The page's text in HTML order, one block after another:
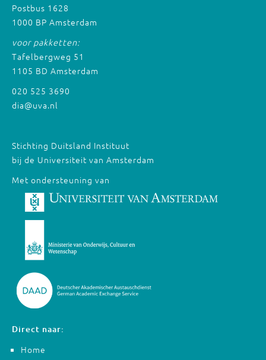
Postbus 1628
1000 BP Amsterdam
voor pakketten:
Tafelbergweg 51
1105 BD Amsterdam
020 525 3690
dia@uva.nl
Stichting Duitsland Instituut
bij de Universiteit van Amsterdam
Met ondersteuning van
Direct naar:
Home